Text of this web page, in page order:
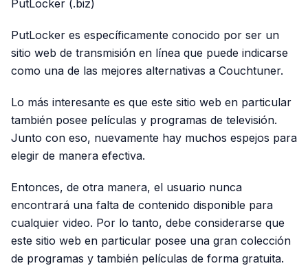
PutLocker (.biz)
PutLocker es específicamente conocido por ser un
sitio web de transmisión en línea que puede indicarse
como una de las mejores alternativas a Couchtuner.
Lo más interesante es que este sitio web en particular
también posee películas y programas de televisión.
Junto con eso, nuevamente hay muchos espejos para
elegir de manera efectiva.
Entonces, de otra manera, el usuario nunca
encontrará una falta de contenido disponible para
cualquier video. Por lo tanto, debe considerarse que
este sitio web en particular posee una gran colección
de programas y también películas de forma gratuita.